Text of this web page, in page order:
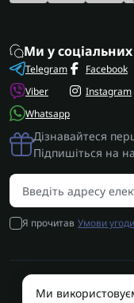
Ми у
Telegram
Viber
Whatsapp
Facebook
Instagram
Дізнавайтеся
Підпишіться на
Я прочитав Умови угоди
AUTOSHIFT |
Ми